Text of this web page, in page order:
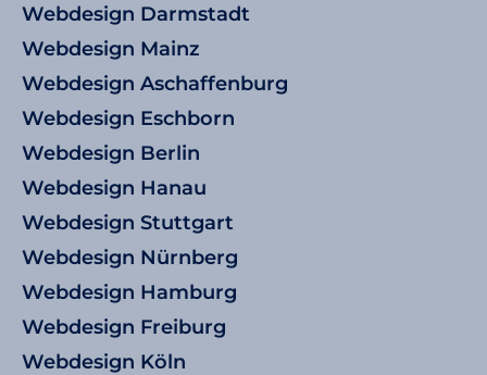
Webdesign Darmstadt
Webdesign Mainz
Webdesign Aschaffenburg
Webdesign Eschborn
Webdesign Berlin
Webdesign Hanau
Webdesign Stuttgart
Webdesign Nürnberg
Webdesign Hamburg
Webdesign Freiburg
Webdesign Köln